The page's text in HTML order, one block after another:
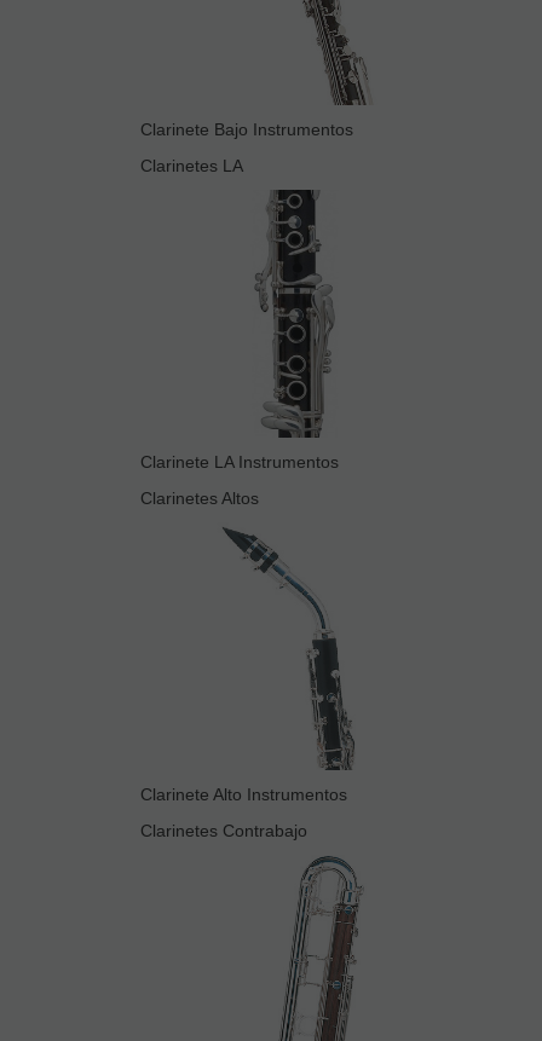
Clarinete Bajo Instrumentos
Clarinetes LA
Clarinete LA Instrumentos
Clarinetes Altos
Clarinete Alto Instrumentos
Clarinetes Contrabajo